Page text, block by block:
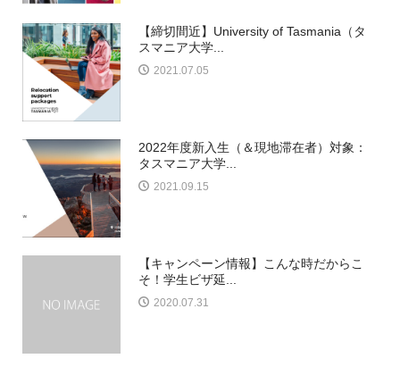
【締切間近】University of Tasmania（タ
スマニア大学...
2021.07.05
2022年度新入生（＆現地滞在者）対象：
タスマニア大学...
2021.09.15
【キャンペーン情報】こんな時だからこ
そ！学生ビザ延...
2020.07.31